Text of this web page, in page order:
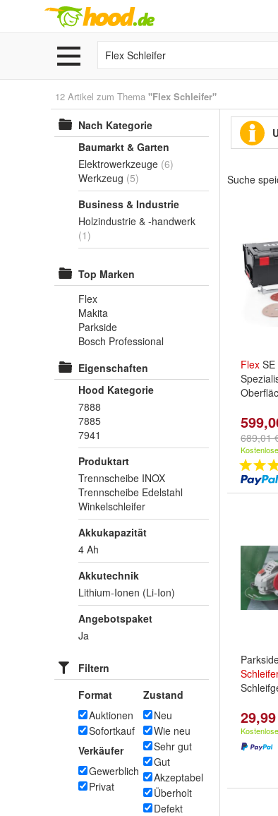
12 Artikel zum Thema "Flex Schleifer"
Nach Kategorie
Baumarkt & Garten
Elektrowerkzeuge (6)
Werkzeug (5)
Business & Industrie
Holzindustrie & -handwerk
(1)
Top Marken
Flex
Makita
Parkside
Bosch Professional
Eigenschaften
Hood Kategorie
7888
7885
7941
Produktart
Trennscheibe INOX
Trennscheibe Edelstahl
Winkelschleifer
Akkukapazität
4 Ah
Akkutechnik
Lithium-Ionen (Li-Ion)
Angebotspaket
Ja
Filtern
Format
Auktionen
Sofortkauf
Verkäufer
Gewerblich
Privat
Zustand
Neu
Wie neu
Sehr gut
Gut
Akzeptabel
Überholt
Defekt
Suche
Flex
689,01